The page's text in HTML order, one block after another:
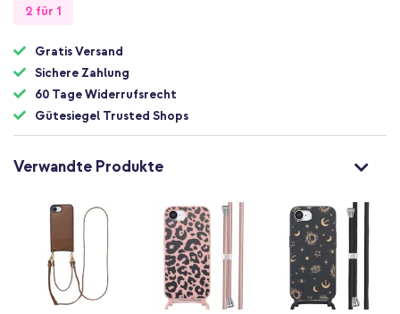
2 für 1
Gratis Versand
Sichere Zahlung
60 Tage Widerrufsrecht
Gütesiegel Trusted Shops
Verwandte Produkte